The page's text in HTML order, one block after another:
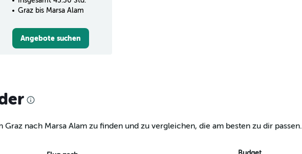
Graz bis Marsa Alam
Angebote suchen
nach Marsa Alam zu finden und zu vergleichen, die am besten zu dir passen.